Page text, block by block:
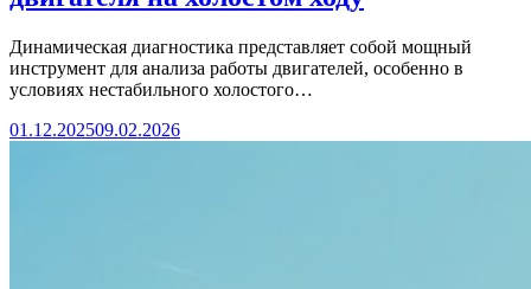
Динамическая диагностика представляет собой мощный
инструмент для анализа работы двигателей, особенно в
условиях нестабильного холостого…
01.12.202509.02.2026